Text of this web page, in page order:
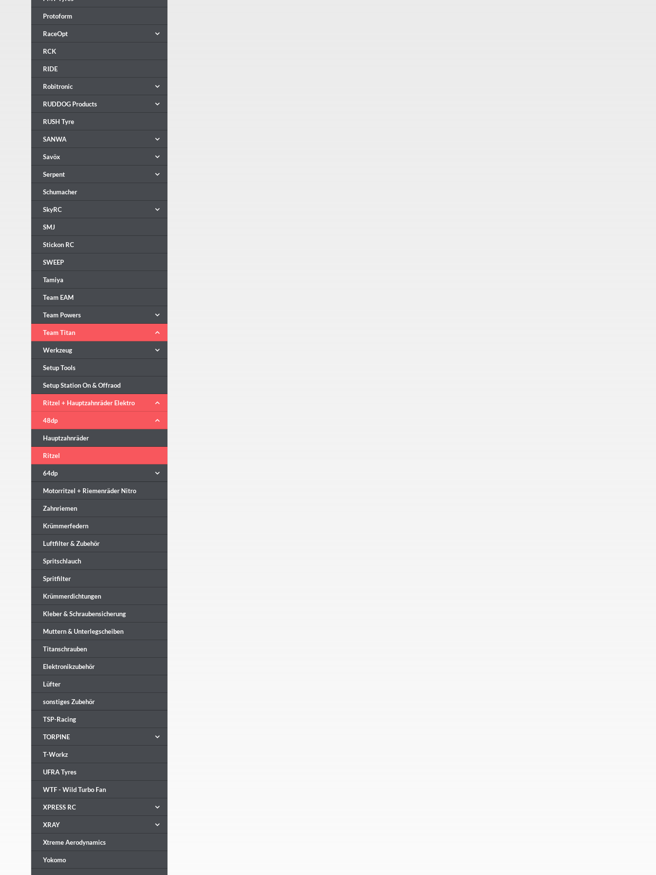
Protoform
RaceOpt
RCK
RIDE
Robitronic
RUDDOG Products
RUSH Tyre
SANWA
Savöx
Serpent
Schumacher
SkyRC
SMJ
Stickon RC
SWEEP
Tamiya
Team EAM
Team Powers
Team Titan
Werkzeug
Setup Tools
Setup Station On & Offraod
Ritzel + Hauptzahnräder Elektro
48dp
Hauptzahnräder
Ritzel
64dp
Motorritzel + Riemenräder Nitro
Zahnriemen
Krümmerfedern
Luftfilter & Zubehör
Spritschlauch
Spritfilter
Krümmerdichtungen
Kleber & Schraubensicherung
Muttern & Unterlegscheiben
Titanschrauben
Elektronikzubehör
Lüfter
sonstiges Zubehör
TSP-Racing
TORPINE
T-Workz
UFRA Tyres
WTF - Wild Turbo Fan
XPRESS RC
XRAY
Xtreme Aerodynamics
Yokomo